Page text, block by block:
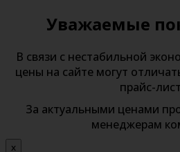
Уважаемые
В связи с нестабильной
цены на сайте могут
прайс-
За актуальными ценами
менеджерам
х